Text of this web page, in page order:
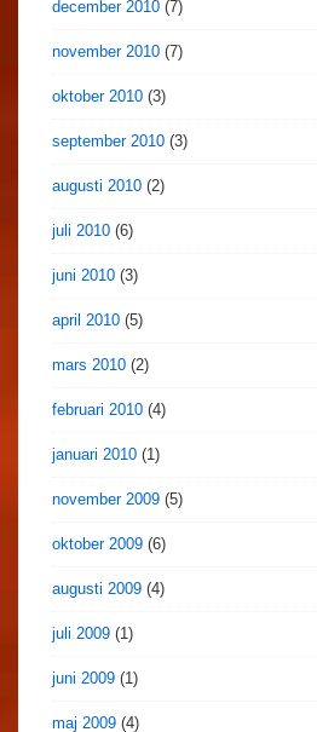
december 2010 (7)
november 2010 (7)
oktober 2010 (3)
september 2010 (3)
augusti 2010 (2)
juli 2010 (6)
juni 2010 (3)
april 2010 (5)
mars 2010 (2)
februari 2010 (4)
januari 2010 (1)
november 2009 (5)
oktober 2009 (6)
augusti 2009 (4)
juli 2009 (1)
juni 2009 (1)
maj 2009 (4)